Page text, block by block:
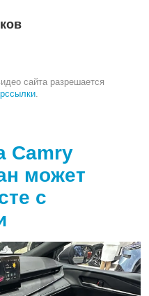
сайта разрешается
.
Camry
может
с